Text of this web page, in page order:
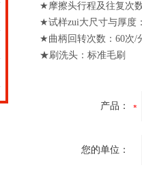
★摩擦头行程及往复次数
★试样zui大尺寸与厚度
★曲柄回转次数：60次/
★刷洗头：标准毛刷
产品：
您的单位：